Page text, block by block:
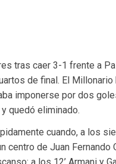
tras caer 3-1 frente a
de final. El
imponerse por dos
quedó eliminado.
cuando, a los
de Juan Fernando